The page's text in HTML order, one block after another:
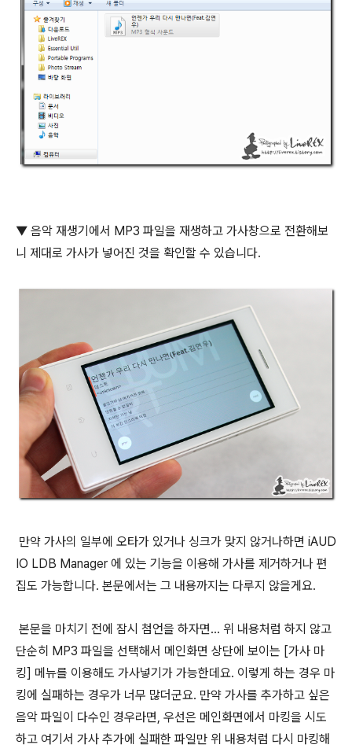
▼ 음악 재생기에서 MP3 파일을 재생하고 가사창으로 전환해보
니 제대로 가사가 넣어진 것을 확인할 수 있습니다.
만약 가사의 일부에 오타가 있거나 싱크가 맞지 않거나하면 iAUD
IO LDB Manager 에 있는 기능을 이용해 가사를 제거하거나 편
집도 가능합니다. 본문에서는 그 내용까지는 다루지 않을게요.
본문을 마치기 전에 잠시 첨언을 하자면... 위 내용처럼 하지 않고
단순히 MP3 파일을 선택해서 메인화면 상단에 보이는 [가사 마
킹] 메뉴를 이용해도 가사넣기가 가능한데요. 이렇게 하는 경우 마
킹에 실패하는 경우가 너무 많더군요. 만약 가사를 추가하고 싶은
음악 파일이 다수인 경우라면, 우선은 메인화면에서 마킹을 시도
하고 여기서 가사 추가에 실패한 파일만 위 내용처럼 다시 마킹해